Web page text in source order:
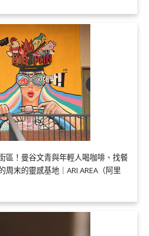
區！曼谷文青與年輕人喝咖啡、找餐
末的靈感基地｜ARI AREA（阿里